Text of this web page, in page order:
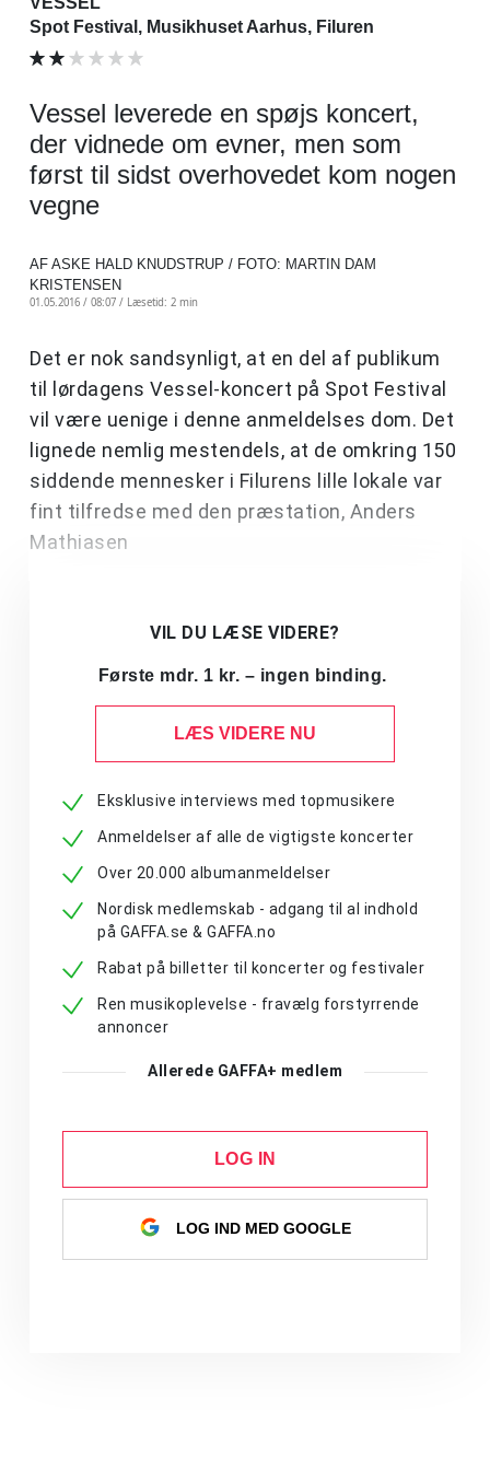
Spot Festival, Musikhuset Aarhus, Filuren
Vessel leverede en spøjs koncert,
der vidnede om evner, men som
først til sidst overhovedet kom nogen
vegne
AF ASKE HALD KNUDSTRUP / FOTO: MARTIN DAM
KRISTENSEN
01.05.2016 / 08:07 / Læsetid: 2 min
Det er nok sandsynligt, at en del af publikum
til lørdagens Vessel-koncert på Spot Festival
vil være uenige i denne anmeldelses dom. Det
lignede nemlig mestendels, at de omkring 150
siddende mennesker i Filurens lille lokale var
fint tilfredse med den præstation, Anders
Mathiasen
VIL DU LÆSE VIDERE?
Første mdr. 1 kr. – ingen binding.
LÆS VIDERE NU
Eksklusive interviews med topmusikere
Anmeldelser af alle de vigtigste koncerter
Over 20.000 albumanmeldelser
Nordisk medlemskab - adgang til al indhold
på GAFFA.se & GAFFA.no
Rabat på billetter til koncerter og festivaler
Ren musikoplevelse - fravælg forstyrrende
annoncer
Allerede GAFFA+ medlem
LOG IN
LOG IND MED GOOGLE